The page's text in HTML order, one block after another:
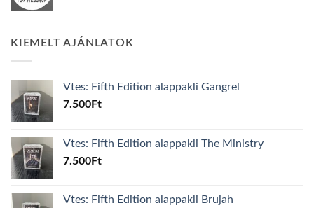
KIEMELT AJÁNLATOK
Vtes: Fifth Edition alappakli Gangrel
7.500Ft
Vtes: Fifth Edition alappakli The Ministry
7.500Ft
Vtes: Fifth Edition alappakli Brujah